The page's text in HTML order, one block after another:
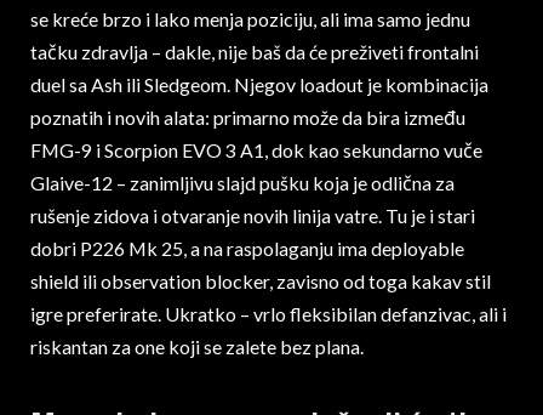
se kreće brzo i lako menja poziciju, ali ima samo jednu
tačku zdravlja – dakle, nije baš da će preživeti frontalni
duel sa Ash ili Sledgeom. Njegov loadout je kombinacija
poznatih i novih alata: primarno može da bira između
FMG-9 i Scorpion EVO 3 A1, dok kao sekundarno vuče
Glaive-12 – zanimljivu slajd pušku koja je odlična za
rušenje zidova i otvaranje novih linija vatre. Tu je i stari
dobri P226 Mk 25, a na raspolaganju ima deployable
shield ili observation blocker, zavisno od toga kakav stil
igre preferirate. Ukratko – vrlo fleksibilan defanzivac, ali i
riskantan za one koji se zalete bez plana.